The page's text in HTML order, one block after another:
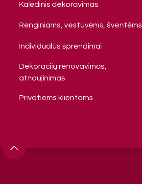
Kalėdinis dekoravimas
Renginiams, vestuvėms, šventėms
Individualūs sprendimai
Dekoracijų renovavimas,
atnaujinimas
Privatiems klienta​ms